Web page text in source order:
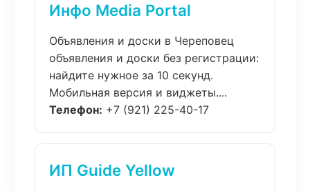
Инфо Media Portal
Объявления и доски в Череповец
объявления и доски без регистрации:
найдите нужное за 10 секунд.
Мобильная версия и виджеты....
Телефон: +7 (921) 225-40-17
ИП Guide Yellow